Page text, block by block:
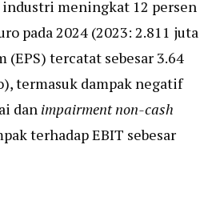
meningkat 12 persen
pada 2024 (2023: 2.811 juta
(EPS) tercatat sebesar 3.64
termasuk dampak negatif
dan impairment non-cash
terhadap EBIT sebesar